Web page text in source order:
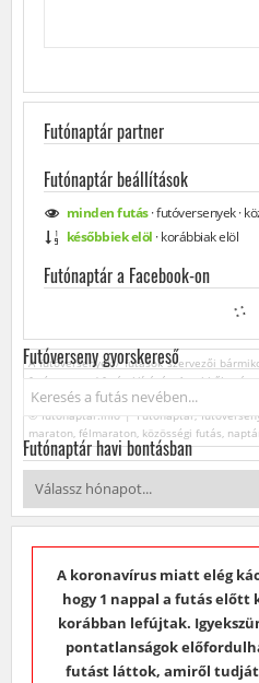
Futónaptár partner
Futónaptár beállítások
mindenfutás·futóversenyek·
későbbiek elöl ·korábbiak elöl
Futónaptár a Facebook-on
A futóversenyek / futások szervezői
futóverseny / futás kiírását. Az ebből
üzemeltetője felelősséget nem vállal.
© futonaptar.info | Futónaptár,
maraton, félmaraton, közösségi futás,
Futóverseny gyorskereső
Keresés...
Futónaptár havi bontásban
A koronavírus miatt elég
hogy 1 nappal a futás előtt
korábban lefújtak.
pontatlanságok
futást láttok, amiről